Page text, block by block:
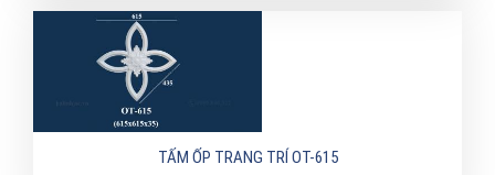
TẤM ỐP TRANG TRÍ OT-615